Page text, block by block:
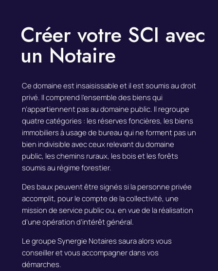
Créer votre SCI avec
un Notaire
Ce domaine est insaisissable et il est soumis au droit
privé. Il comprend l’ensemble des biens qui
n’appartiennent pas au domaine public. Il regroupe
quatre catégories : les réserves foncières, les biens
immobiliers à usage de bureau qui ne forment pas un
bien indivisible avec ceux relevant du domaine
public, les chemins ruraux, les bois et les forêts
soumis au régime forestier.
Des baux peuvent être signés si la personne privée
accomplit, pour le compte de la collectivité, une
mission de service public ou, en vue de la réalisation
d’une opération d’intérêt général.
Le groupe Synergie Notaires saura alors vous
conseiller et vous accompagner dans vos
démarches.